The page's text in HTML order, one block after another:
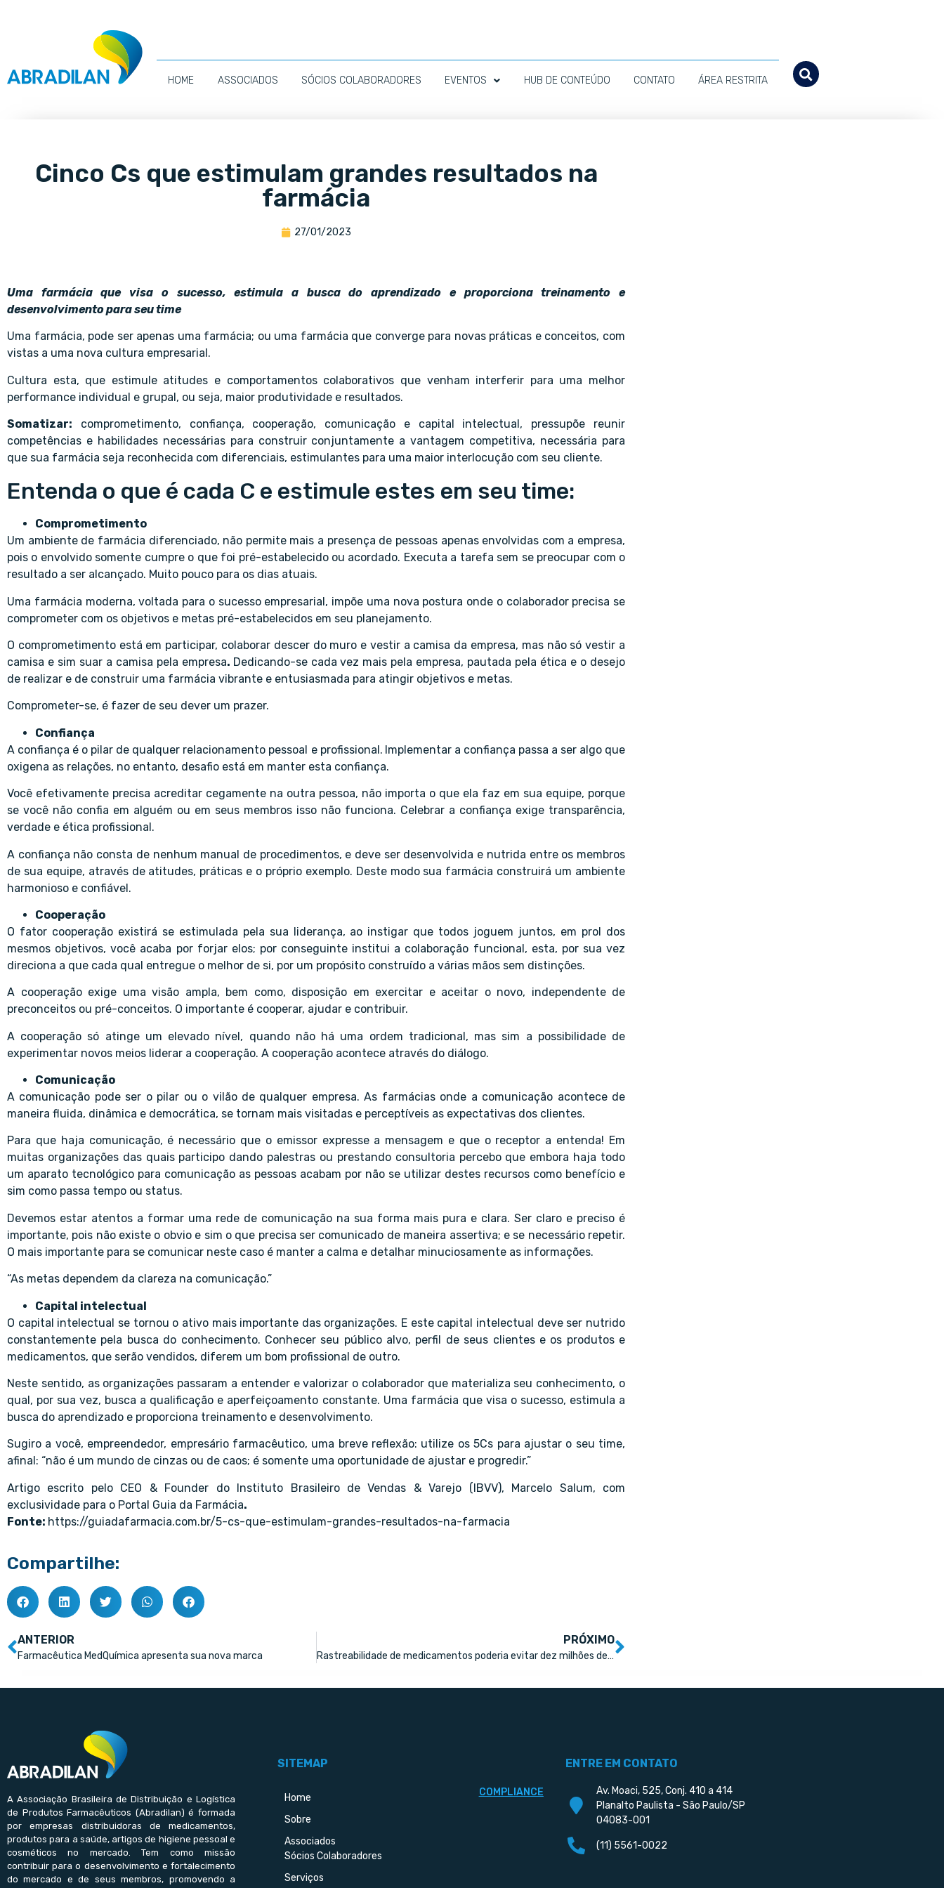
HOME ASSOCIADOS SÓCIOS COLABORADORES EVENTOS HUB DE CONTEÚDO CONTATO ÁREA RESTRITA
Cinco Cs que estimulam grandes resultados na
farmácia
27/01/2023
Uma farmácia que visa o sucesso, estimula a busca do aprendizado e proporciona treinamento e
desenvolvimento para seu time
Uma farmácia, pode ser apenas uma farmácia; ou uma farmácia que converge para novas práticas e conceitos, com
vistas a uma nova cultura empresarial.
Cultura esta, que estimule atitudes e comportamentos colaborativos que venham interferir para uma melhor
performance individual e grupal, ou seja, maior produtividade e resultados.
Somatizar: comprometimento, confiança, cooperação, comunicação e capital intelectual, pressupõe reunir
competências e habilidades necessárias para construir conjuntamente a vantagem competitiva, necessária para
que sua farmácia seja reconhecida com diferenciais, estimulantes para uma maior interlocução com seu cliente.
Entenda o que é cada C e estimule estes em seu time:
Comprometimento
Um ambiente de farmácia diferenciado, não permite mais a presença de pessoas apenas envolvidas com a empresa,
pois o envolvido somente cumpre o que foi pré-estabelecido ou acordado. Executa a tarefa sem se preocupar com o
resultado a ser alcançado. Muito pouco para os dias atuais.
Uma farmácia moderna, voltada para o sucesso empresarial, impõe uma nova postura onde o colaborador precisa se
comprometer com os objetivos e metas pré-estabelecidos em seu planejamento.
O comprometimento está em participar, colaborar descer do muro e vestir a camisa da empresa, mas não só vestir a
camisa e sim suar a camisa pela empresa. Dedicando-se cada vez mais pela empresa, pautada pela ética e o desejo
de realizar e de construir uma farmácia vibrante e entusiasmada para atingir objetivos e metas.
Comprometer-se, é fazer de seu dever um prazer.
Confiança
A confiança é o pilar de qualquer relacionamento pessoal e profissional. Implementar a confiança passa a ser algo que
oxigena as relações, no entanto, desafio está em manter esta confiança.
Você efetivamente precisa acreditar cegamente na outra pessoa, não importa o que ela faz em sua equipe, porque
se você não confia em alguém ou em seus membros isso não funciona. Celebrar a confiança exige transparência,
verdade e ética profissional.
A confiança não consta de nenhum manual de procedimentos, e deve ser desenvolvida e nutrida entre os membros
de sua equipe, através de atitudes, práticas e o próprio exemplo. Deste modo sua farmácia construirá um ambiente
harmonioso e confiável.
Cooperação
O fator cooperação existirá se estimulada pela sua liderança, ao instigar que todos joguem juntos, em prol dos
mesmos objetivos, você acaba por forjar elos; por conseguinte institui a colaboração funcional, esta, por sua vez
direciona a que cada qual entregue o melhor de si, por um propósito construído a várias mãos sem distinções.
A cooperação exige uma visão ampla, bem como, disposição em exercitar e aceitar o novo, independente de
preconceitos ou pré-conceitos. O importante é cooperar, ajudar e contribuir.
A cooperação só atinge um elevado nível, quando não há uma ordem tradicional, mas sim a possibilidade de
experimentar novos meios liderar a cooperação. A cooperação acontece através do diálogo.
Comunicação
A comunicação pode ser o pilar ou o vilão de qualquer empresa. As farmácias onde a comunicação acontece de
maneira fluida, dinâmica e democrática, se tornam mais visitadas e perceptíveis as expectativas dos clientes.
Para que haja comunicação, é necessário que o emissor expresse a mensagem e que o receptor a entenda! Em
muitas organizações das quais participo dando palestras ou prestando consultoria percebo que embora haja todo
um aparato tecnológico para comunicação as pessoas acabam por não se utilizar destes recursos como benefício e
sim como passa tempo ou status.
Devemos estar atentos a formar uma rede de comunicação na sua forma mais pura e clara. Ser claro e preciso é
importante, pois não existe o obvio e sim o que precisa ser comunicado de maneira assertiva; e se necessário repetir.
O mais importante para se comunicar neste caso é manter a calma e detalhar minuciosamente as informações.
“As metas dependem da clareza na comunicação.”
Capital intelectual
O capital intelectual se tornou o ativo mais importante das organizações. E este capital intelectual deve ser nutrido
constantemente pela busca do conhecimento. Conhecer seu público alvo, perfil de seus clientes e os produtos e
medicamentos, que serão vendidos, diferem um bom profissional de outro.
Neste sentido, as organizações passaram a entender e valorizar o colaborador que materializa seu conhecimento, o
qual, por sua vez, busca a qualificação e aperfeiçoamento constante. Uma farmácia que visa o sucesso, estimula a
busca do aprendizado e proporciona treinamento e desenvolvimento.
Sugiro a você, empreendedor, empresário farmacêutico, uma breve reflexão: utilize os 5Cs para ajustar o seu time,
afinal: “não é um mundo de cinzas ou de caos; é somente uma oportunidade de ajustar e progredir.”
Artigo escrito pelo CEO & Founder do Instituto Brasileiro de Vendas & Varejo (IBVV), Marcelo Salum, com
exclusividade para o Portal Guia da Farmácia.
Fonte: https://guiadafarmacia.com.br/5-cs-que-estimulam-grandes-resultados-na-farmacia
Compartilhe:
ANTERIOR
Farmacêutica MedQuímica apresenta sua nova marca
PRÓXIMO
Rastreabilidade de medicamentos poderia evitar dez milhões de mortes
A Associação Brasileira de Distribuição e Logística
de Produtos Farmacêuticos (Abradilan) é formada
por empresas distribuidoras de medicamentos,
produtos para a saúde, artigos de higiene pessoal e
cosméticos no mercado. Tem como missão
contribuir para o desenvolvimento e fortalecimento
do mercado e de seus membros, promovendo a
SITEMAP
Home
Sobre
Associados
Sócios Colaboradores
Serviços
COMPLIANCE
ENTRE EM CONTATO
Av. Moaci, 525, Conj. 410 a 414
Planalto Paulista - São Paulo/SP
04083-001
(11) 5561-0022